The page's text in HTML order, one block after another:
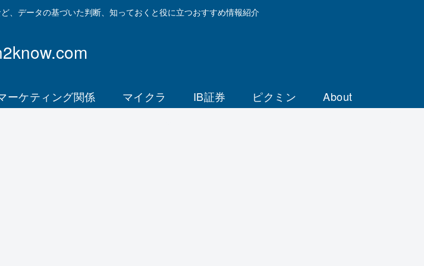
、データの基づいた判断、知っておくと役に立つおすすめ情報紹介
ーケティング関係 マイクラ IB証券 ピクミン About